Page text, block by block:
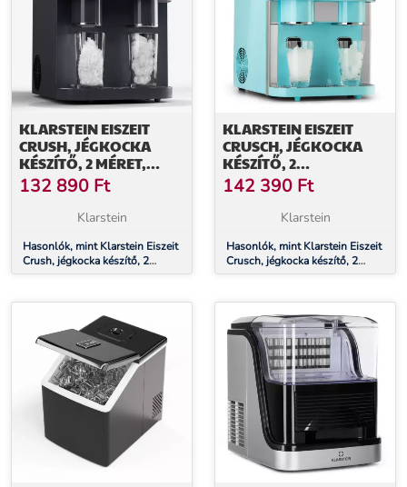
KLARSTEIN EISZEIT
CRUSH, JÉGKOCKA
KÉSZÍTŐ, 2 MÉRET,
ZÚZOTT JÉG
132 890 Ft
Klarstein
Hasonlók, mint Klarstein Eiszeit
Crush, jégkocka készítő, 2
méret, zúzott jég
KLARSTEIN EISZEIT
CRUSCH, JÉGKOCKA
KÉSZÍTŐ, 2
KOCKANAGYSÁG,
ZÚZOTT JÉG
142 390 Ft
Klarstein
Hasonlók, mint Klarstein Eiszeit
Crusch, jégkocka készítő, 2
kockanagyság, zúzott jég